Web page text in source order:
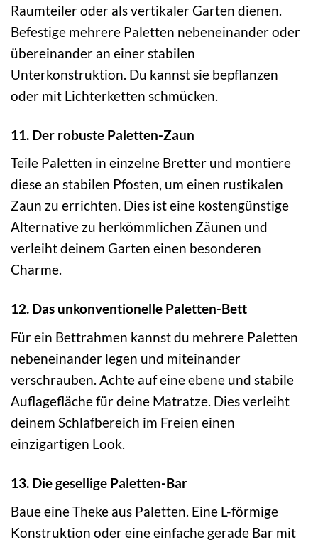
Raumteiler oder als vertikaler Garten dienen.
Befestige mehrere Paletten nebeneinander oder
übereinander an einer stabilen
Unterkonstruktion. Du kannst sie bepflanzen
oder mit Lichterketten schmücken.
11. Der robuste Paletten-Zaun
Teile Paletten in einzelne Bretter und montiere
diese an stabilen Pfosten, um einen rustikalen
Zaun zu errichten. Dies ist eine kostengünstige
Alternative zu herkömmlichen Zäunen und
verleiht deinem Garten einen besonderen
Charme.
12. Das unkonventionelle Paletten-Bett
Für ein Bettrahmen kannst du mehrere Paletten
nebeneinander legen und miteinander
verschrauben. Achte auf eine ebene und stabile
Auflagefläche für deine Matratze. Dies verleiht
deinem Schlafbereich im Freien einen
einzigartigen Look.
13. Die gesellige Paletten-Bar
Baue eine Theke aus Paletten. Eine L-förmige
Konstruktion oder eine einfache gerade Bar mit